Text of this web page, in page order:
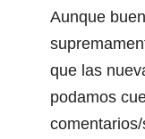
Aunque
que las
podamos